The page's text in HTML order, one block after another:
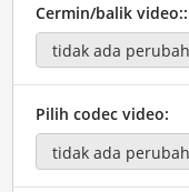
Cermin/balik video::
Pilih codec video: